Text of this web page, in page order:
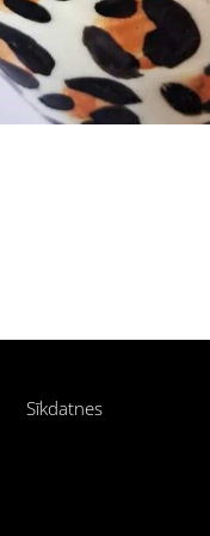
Sīkdatnes